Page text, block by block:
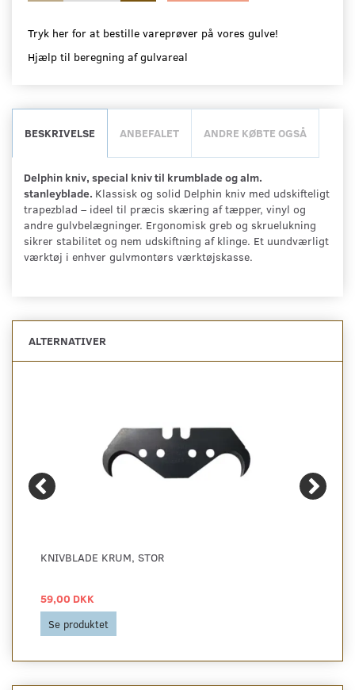
Tryk her for at bestille vareprøver på vores gulve!
Hjælp til beregning af gulvareal
BESKRIVELSE ANBEFALET ANDRE KØBTE OGSÅ
Delphin kniv, special kniv til krumblade og alm.
stanleyblade. Klassisk og solid Delphin kniv med udskifteligt
trapezblad – ideel til præcis skæring af tæpper, vinyl og
andre gulvbelægninger. Ergonomisk greb og skruelukning
sikrer stabilitet og nem udskiftning af klinge. Et uundværligt
værktøj i enhver gulvmontørs værktøjskasse.
ALTERNATIVER
KNIVBLADE KRUM, STOR
59,00 DKK
Se produktet